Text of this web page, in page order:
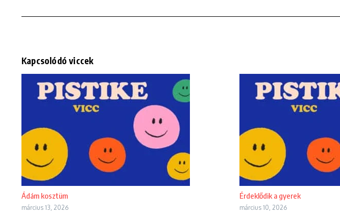
Kapcsolódó viccek
Ádám kosztüm
március 13, 2026
Érdeklődik a gyerek
március 10, 2026